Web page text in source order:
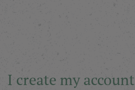
I create my account